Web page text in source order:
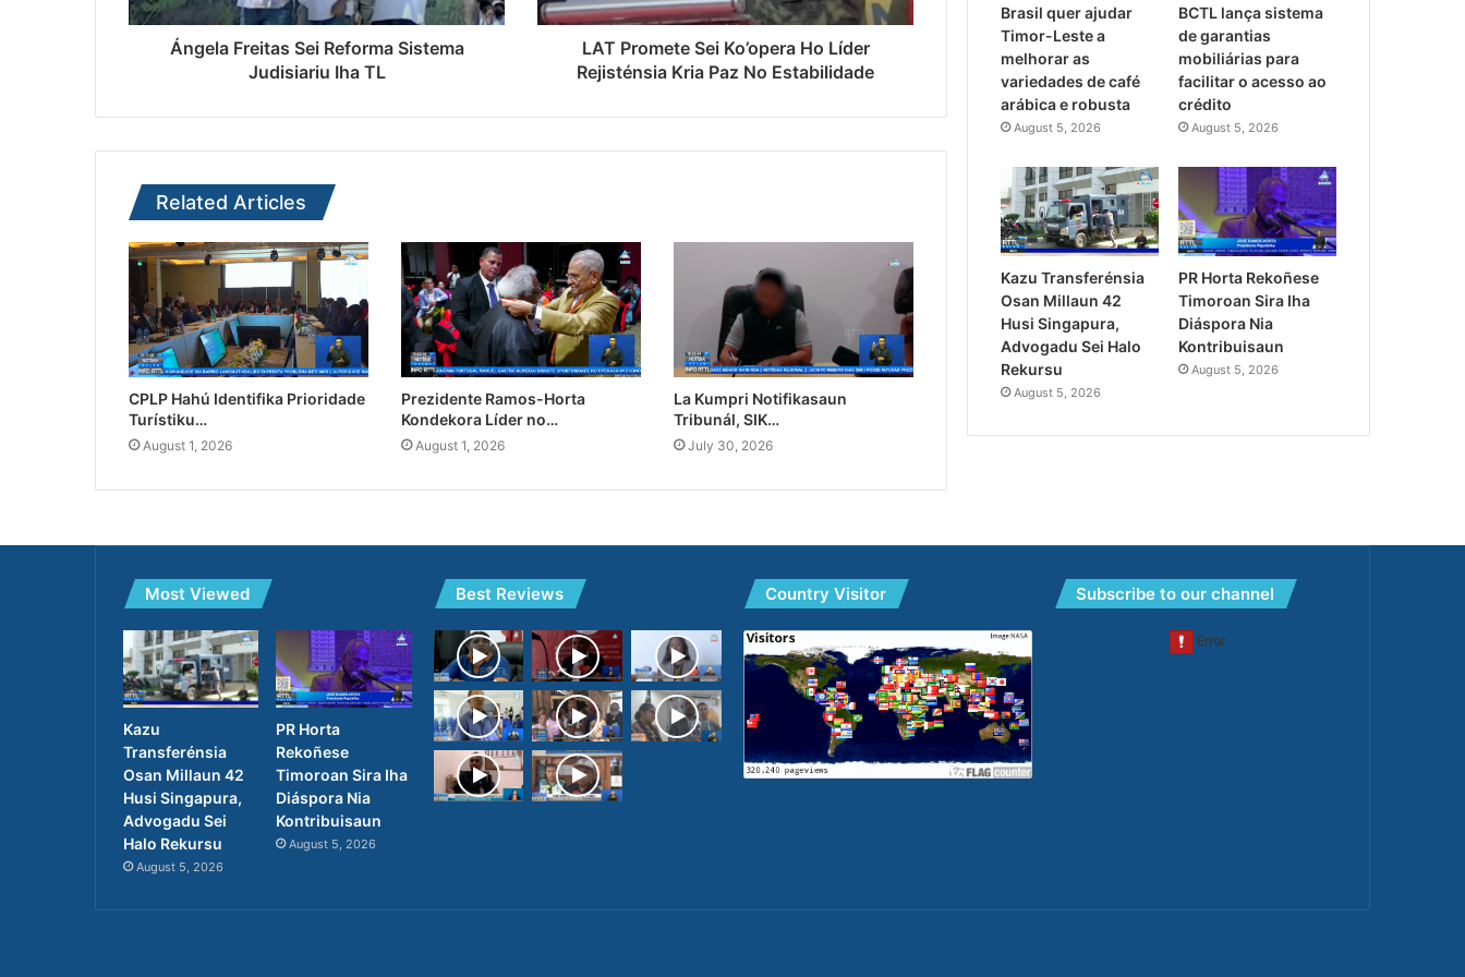
Ángela Freitas Sei Reforma Sistema
Judisiariu Iha TL
LAT Promete Sei Ko’opera Ho Líder
Rejisténsia Kria Paz No Estabilidade
Related Articles
CPLP Hahú Identifika Prioridade
Turístiku…
August 1, 2026
Prezidente Ramos-Horta
Kondekora Líder no…
August 1, 2026
La Kumpri Notifikasaun
Tribunál, SIK…
July 30, 2026
Brasil quer ajudar
Timor-Leste a
melhorar as
variedades de café
arábica e robusta
August 5, 2026
BCTL lança sistema
de garantias
mobiliárias para
facilitar o acesso ao
crédito
August 5, 2026
Kazu Transferénsia
Osan Millaun 42
Husi Singapura,
Advogadu Sei Halo
Rekursu
August 5, 2026
PR Horta Rekoñese
Timoroan Sira Iha
Diáspora Nia
Kontribuisaun
August 5, 2026
Most Viewed
Kazu
Transferénsia
Osan Millaun 42
Husi Singapura,
Advogadu Sei
Halo Rekursu
August 5, 2026
PR Horta
Rekoñese
Timoroan Sira Iha
Diáspora Nia
Kontribuisaun
August 5, 2026
Best Reviews Country Visitor Subscribe to our channel